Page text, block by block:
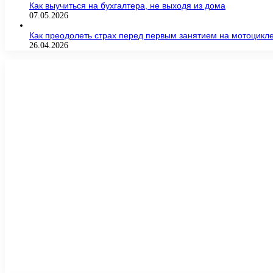
Как выучиться на бухгалтера, не выходя из дома
07.05.2026
Как преодолеть страх перед первым занятием на
26.04.2026